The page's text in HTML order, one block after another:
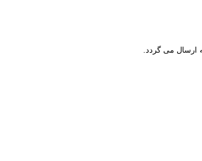
ارسال می گردد.